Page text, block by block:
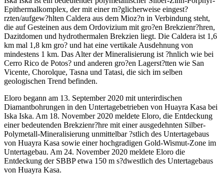
Epithermalkomplex, der mit einer m?glicherweise eingest?
rzten/aufgew?hlten Caldera aus dem Mioz?n in Verbindung steht,
die auf Gesteinen aus dem Ordovizium mit gro?en Brekzienr?hren,
Dazitdomen und hydrothermalen Brekzien liegt. Die Caldera ist 1,6
km mal 1,8 km gro? und hat eine vertikale Ausdehnung von
mindestens 1 km. Das Alter der Mineralisierung ist ?hnlich wie bei
Cerro Rico de Potos? und anderen gro?en Lagerst?tten wie San
Vicente, Chorolque, Tasna und Tatasi, die sich im selben
geologischen Trend befinden.
Eloro begann am 13. September 2020 mit unterirdischen
Diamantbohrungen in den Untertagebetrieben von Huayra Kasa bei
Iska Iska. Am 18. November 2020 meldete Eloro, die Entdeckung
einer bedeutenden Brekzienr?hre mit einer ausgedehnten Silber-
Polymetall-Mineralisierung unmittelbar ?stlich des Untertagebaus
von Huayra Kasa sowie einer hochgradigen Gold-Wismut-Zone im
Untertagebau. Am 24. November 2020 meldete Eloro die
Entdeckung der SBBP etwa 150 m s?dwestlich des Untertagebaus
von Huayra Kasa.